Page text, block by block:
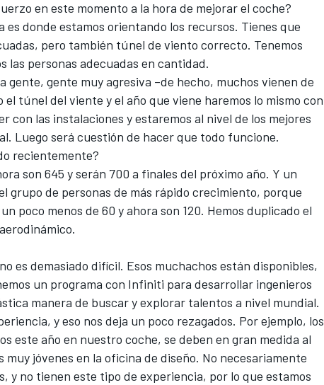
en este momento a la hora de mejorar el coche?
es donde estamos orientando los recursos. Tienes que
pero también túnel de viento correcto. Tenemos
las personas adecuadas en cantidad.
gente, gente muy agresiva –de hecho, muchos vienen de
el túnel del viente y el año que viene haremos lo mismo con
con las instalaciones y estaremos al nivel de los mejores
Luego será cuestión de hacer que todo funcione.
recientemente?
son 645 y serán 700 a finales del próximo año. Y un
grupo de personas de más rápido crecimiento, porque
poco menos de 60 y ahora son 120. Hemos duplicado el
es demasiado difícil. Esos muchachos están disponibles,
un programa con Infiniti para desarrollar ingenieros
manera de buscar y explorar talentos a nivel mundial.
y eso nos deja un poco rezagados. Por ejemplo, los
este año en nuestro coche, se deben en gran medida al
jóvenes en la oficina de diseño. No necesariamente
y no tienen este tipo de experiencia, por lo que estamos